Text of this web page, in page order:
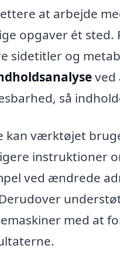
at arbejde
opgaver ét
sidetitler og
ved
så
kan værktøjet
instruktioner
ved ændrede
med at